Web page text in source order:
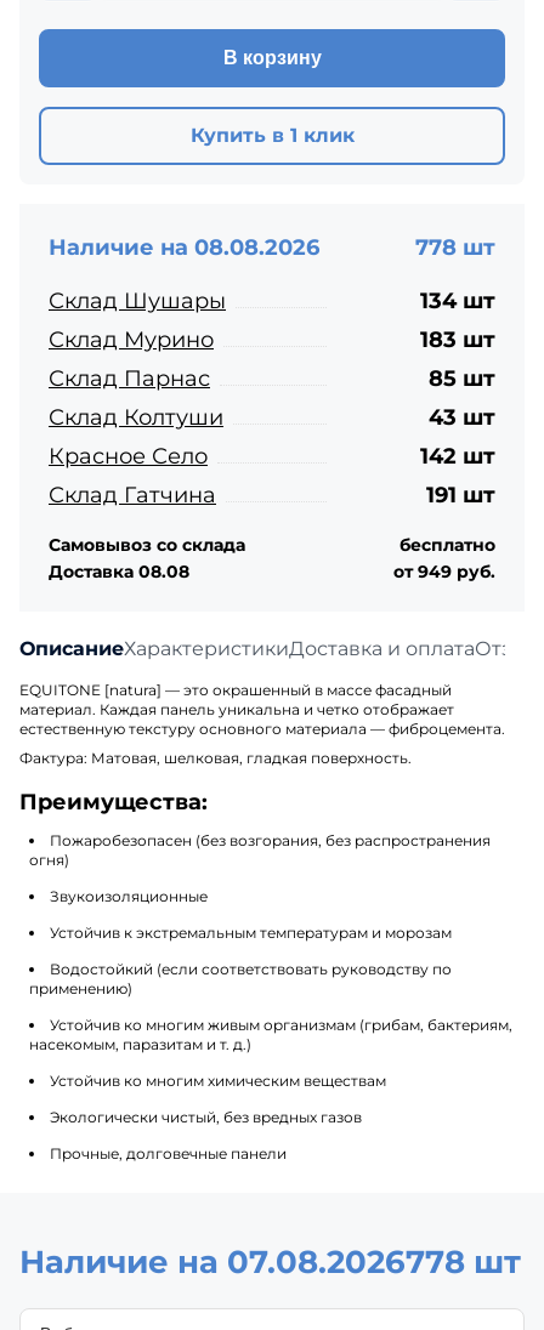
ОписаниеХарактеристикиДоставка и оплата
EQUITONE [natura] — это окрашенный в массе фасадный
материал. Каждая панель уникальна и четко отображает
естественную текстуру основного материала — фиброцемента.
Фактура: Матовая, шелковая, гладкая поверхность.
Преимущества:
Пожаробезопасен (без возгорания, без распространения
огня)
Звукоизоляционные
Устойчив к экстремальным температурам и морозам
Водостойкий (если соответствовать руководству по
применению)
Устойчив ко многим живым организмам (грибам, бактериям,
насекомым, паразитам и т. д.)
Устойчив ко многим химическим веществам
Экологически чистый, без вредных газов
Прочные, долговечные панели
В корзину
Купить в 1 клик
Наличие на 08.08.2026
778 шт
Склад Шушары
134 шт
Склад Мурино
183 шт
Склад Парнас
85 шт
Склад Колтуши
43 шт
Красное Село
142 шт
Склад Гатчина
191 шт
Самовывоз со склада
бесплатно
Доставка 08.08
от 949 руб.
Наличие на 07.08.2026778 шт